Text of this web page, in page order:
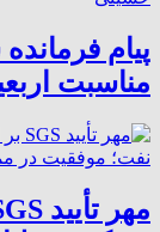
پیام
مناسبت